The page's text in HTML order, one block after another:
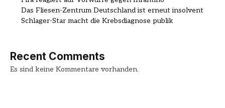
Das Fliesen-Zentrum Deutschland ist erneut insolvent
Schlager-Star macht die Krebsdiagnose publik
Recent Comments
Es sind keine Kommentare vorhanden.